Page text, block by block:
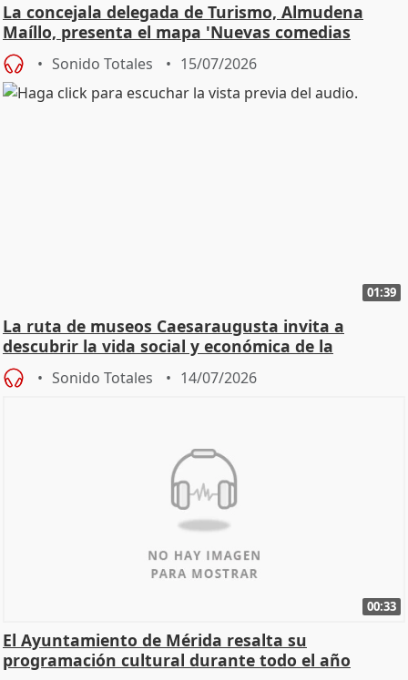
La concejala delegada de Turismo, Almudena
Maíllo, presenta el mapa 'Nuevas comedias
madrileñas'
Sonido Totales 15/07/2026
01:39
La ruta de museos Caesaraugusta invita a
descubrir la vida social y económica de la
Zaragoza ro
Sonido Totales 14/07/2026
00:33
El Ayuntamiento de Mérida resalta su
programación cultural durante todo el año